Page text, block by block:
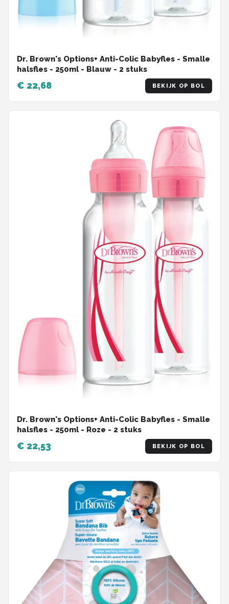
Dr. Brown's Options+ Anti-Colic Babyfles - Smalle
halsfles - 250ml - Blauw - 2 stuks
€ 22,68 BEKIJK OP BOL
Dr. Brown's Options+ Anti-Colic Babyfles - Smalle
halsfles - 250ml - Roze - 2 stuks
€ 22,53 BEKIJK OP BOL